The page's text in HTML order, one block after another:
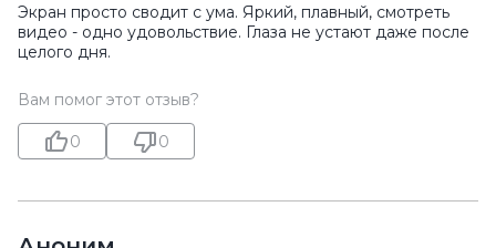
Экран просто сводит с ума. Яркий, плавный, смотреть
видео - одно удовольствие. Глаза не устают даже после
целого дня.
Вам помог этот отзыв?
0 0